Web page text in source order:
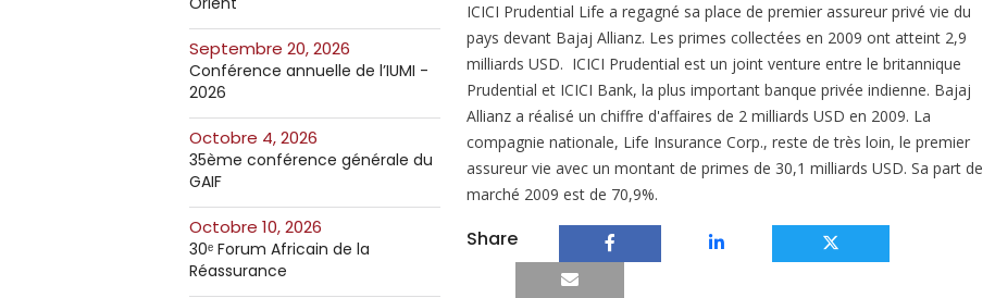
septembre 20, 2026
Conférence annuelle de l’IUMI -
2026
octobre 4, 2026
35ème conférence générale du
GAIF
octobre 10, 2026
30ᵉ Forum Africain de la
Réassurance
ICICI Prudential Life a regagné sa place de premier assureur privé vie du
pays devant Bajaj Allianz. Les primes collectées en 2009 ont atteint 2,9
milliards USD. ICICI Prudential est un joint venture entre le britannique
Prudential et ICICI Bank, la plus important banque privée indienne. Bajaj
Allianz a réalisé un chiffre d'affaires de 2 milliards USD en 2009. La
compagnie nationale, Life Insurance Corp., reste de très loin, le premier
assureur vie avec un montant de primes de 30,1 milliards USD. Sa part de
marché 2009 est de 70,9%.
Share